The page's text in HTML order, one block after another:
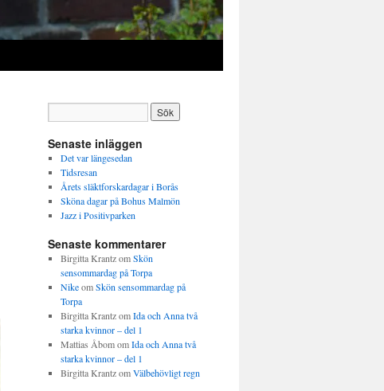
Senaste inläggen
Det var längesedan
Tidsresan
Årets släktforskardagar i Borås
Sköna dagar på Bohus Malmön
Jazz i Positivparken
Senaste kommentarer
Birgitta KrantzomSkön
sensommardag på Torpa
NikeomSkön sensommardag på
Torpa
Birgitta KrantzomIda och Anna två
starka kvinnor – del 1
Mattias ÅbomomIda och Anna två
starka kvinnor – del 1
Birgitta KrantzomVälbehövligt regn